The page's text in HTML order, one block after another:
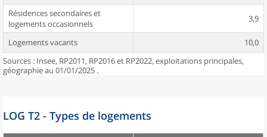
Résidences secondaires et
logements occasionnels
3,9
Logements vacants
10,0
Sources : Insee, RP2011, RP2016 et RP2022, exploitations principales,
géographie au 01/01/2025 .
LOG T2 - Types de logements